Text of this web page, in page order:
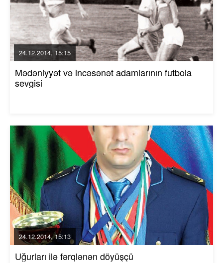
24.12.2014, 15:15
Mədəniyyət və incəsənət adamlarının futbola
sevgisi
24.12.2014, 15:13
Uğurları ilə fərqlənən döyüşçü